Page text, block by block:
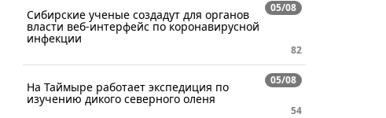
05/08
Сибирские ученые создадут для органов
власти веб-интерфейс по коронавирусной
инфекции
82
05/08
На Таймыре работает экспедиция по
изучению дикого северного оленя
54